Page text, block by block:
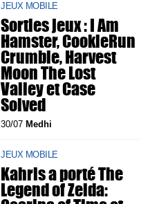
JEUX MOBILE
Sorties jeux : I Am
Hamster, CookieRun
Crumble, Harvest
Moon The Lost
Valley et Case
Solved
30/07 Medhi
JEUX MOBILE
Kahris a porté The
Legend of Zelda: